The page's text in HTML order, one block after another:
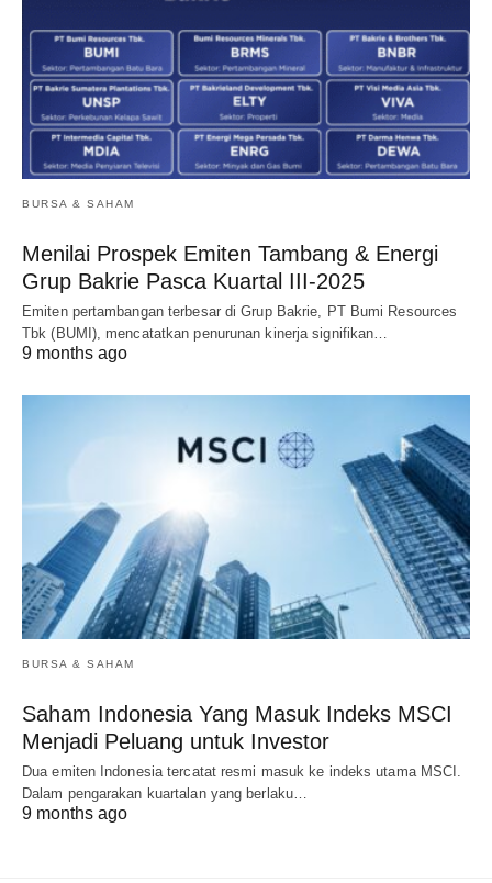
BURSA & SAHAM
Menilai Prospek Emiten Tambang & Energi
Grup Bakrie Pasca Kuartal III-2025
Emiten pertambangan terbesar di Grup Bakrie, PT Bumi Resources
Tbk (BUMI), mencatatkan penurunan kinerja signifikan…
9 months ago
BURSA & SAHAM
Saham Indonesia Yang Masuk Indeks MSCI
Menjadi Peluang untuk Investor
Dua emiten Indonesia tercatat resmi masuk ke indeks utama MSCI.
Dalam pengarakan kuartalan yang berlaku…
9 months ago